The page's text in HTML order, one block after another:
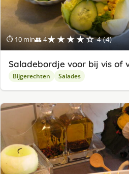
⏱ 10 min👥 4★★★★☆ 4 (4)
Saladebordje voor bij vis of
Bijgerechten Salades